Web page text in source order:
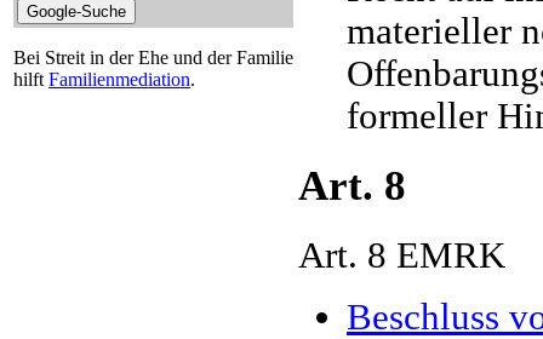
Bei Streit in der Ehe und der Familie
hilft Familienmediation.
materieller
formeller
Art. 8
Art. 8 EMRK
Beschluss